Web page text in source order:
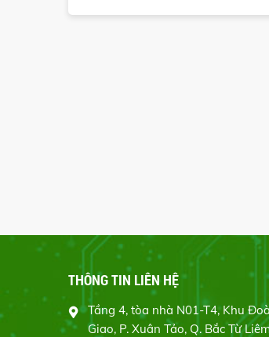
THÔNG TIN LIÊN HỆ
Tầng 4, tòa nhà N01-T4, Khu
Giao, P. Xuân Tảo, Q. Bắc Từ